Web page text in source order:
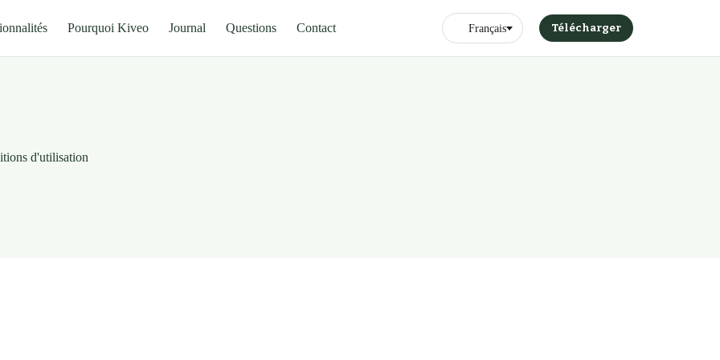
Pourquoi Kiveo Journal Questions Contact Télécharger
d'utilisation